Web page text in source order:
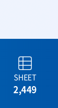
SHEET
2,449